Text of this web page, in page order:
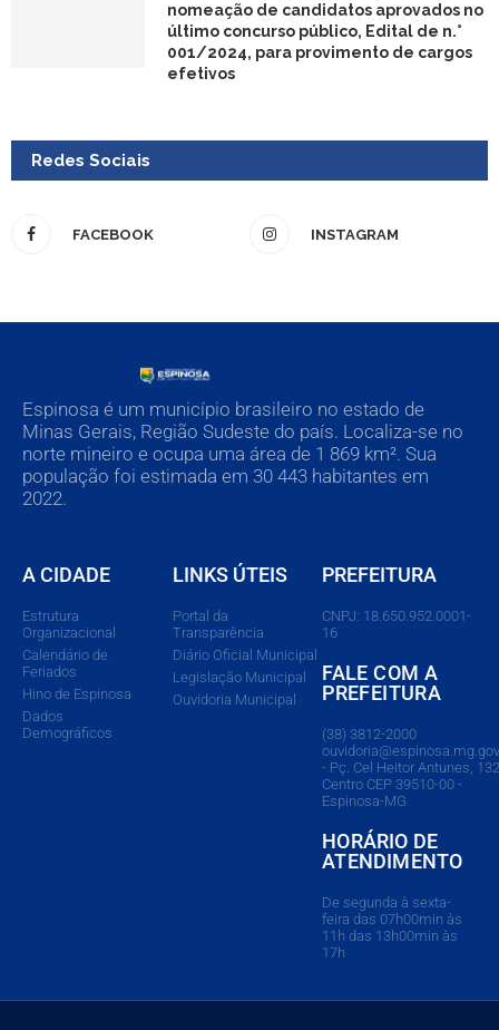
nomeação de candidatos aprovados no
último concurso público, Edital de n.°
001/2024, para provimento de cargos
efetivos
Redes Sociais
FACEBOOK INSTAGRAM
Espinosa é um município brasileiro no estado de
Minas Gerais, Região Sudeste do país. Localiza-se no
norte mineiro e ocupa uma área de 1 869 km². Sua
população foi estimada em 30 443 habitantes em
2022.
A CIDADE
Estrutura
Organizacional
Calendário de
Feriados
Hino de Espinosa
Dados
Demográficos
LINKS ÚTEIS
Portal da
Transparência
Diário Oficial Municipal
Legislação Municipal
Ouvidoria Municipal
PREFEITURA
CNPJ: 18.650.952.0001-
16
FALE COM A
PREFEITURA
(38) 3812-2000
- Pç. Cel Heitor Antunes,
Centro CEP 39510-00 -
Espinosa-MG
HORÁRIO DE
ATENDIMENTO
De segunda à sexta-
feira das 07h00min às
11h das 13h00min às
17h